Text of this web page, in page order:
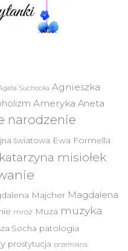
Suchocka Agnieszka
Ameryka Aneta
narodzenie
światowa Ewa Formella
katarzyna misiołek
Majcher Magdalena
mróz Muza muzyka
Socha patologia
prostytucja przemiana